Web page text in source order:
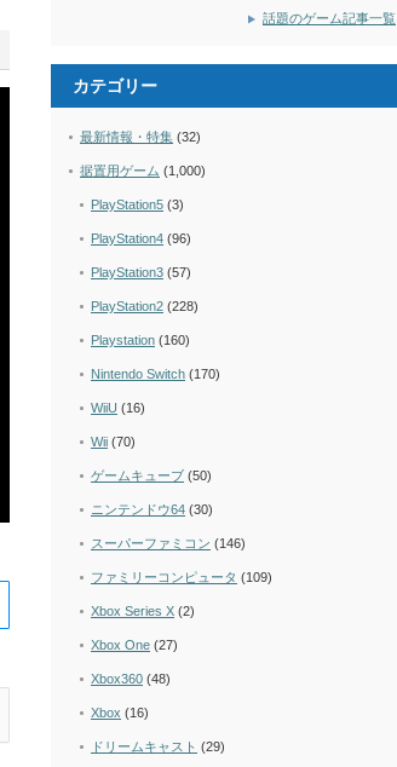
話題のゲーム記事一覧
カテゴリー
最新情報・特集 (32)
据置用ゲーム (1,000)
PlayStation5 (3)
PlayStation4 (96)
PlayStation3 (57)
PlayStation2 (228)
Playstation (160)
Nintendo Switch (170)
WiiU (16)
Wii (70)
ゲームキューブ (50)
ニンテンドウ64 (30)
スーパーファミコン (146)
ファミリーコンピュータ (109)
Xbox Series X (2)
Xbox One (27)
Xbox360 (48)
Xbox (16)
ドリームキャスト (29)